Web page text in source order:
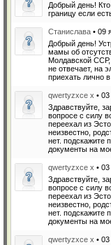
Добрый день!
границу если
Станислава • 09
Добрый день!
мамы об
Молдавской
не отвечает, на
приехать лично
qwertyzxce x •
Здравствуйте,
вопросе с силу
переехал из
неизвестно,
нет. подскажите
документы на
qwertyzxce x •
Здравствуйте,
вопросе с силу
переехал из
неизвестно,
нет. подскажите
документы на
qwertyzxce x •